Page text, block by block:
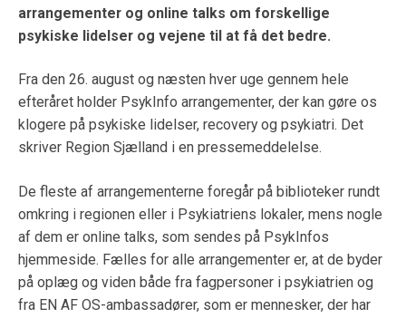
arrangementer og online talks om forskellige
psykiske lidelser og vejene til at få det bedre.
Fra den 26. august og næsten hver uge gennem hele
efteråret holder PsykInfo arrangementer, der kan gøre os
klogere på psykiske lidelser, recovery og psykiatri. Det
skriver Region Sjælland i en pressemeddelelse.
De fleste af arrangementerne foregår på biblioteker rundt
omkring i regionen eller i Psykiatriens lokaler, mens nogle
af dem er online talks, som sendes på PsykInfos
hjemmeside. Fælles for alle arrangementer er, at de byder
på oplæg og viden både fra fagpersoner i psykiatrien og
fra EN AF OS-ambassadører, som er mennesker, der har